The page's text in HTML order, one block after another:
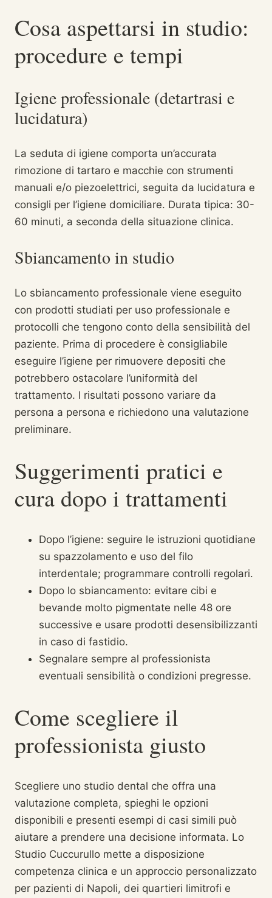
Cosa aspettarsi in studio:
procedure e tempi
Igiene professionale (detartrasi e
lucidatura)
La seduta di igiene comporta un’accurata
rimozione di tartaro e macchie con strumenti
manuali e/o piezoelettrici, seguita da lucidatura e
consigli per l’igiene domiciliare. Durata tipica: 30-
60 minuti, a seconda della situazione clinica.
Sbiancamento in studio
Lo sbiancamento professionale viene eseguito
con prodotti studiati per uso professionale e
protocolli che tengono conto della sensibilità del
paziente. Prima di procedere è consigliabile
eseguire l’igiene per rimuovere depositi che
potrebbero ostacolare l’uniformità del
trattamento. I risultati possono variare da
persona a persona e richiedono una valutazione
preliminare.
Suggerimenti pratici e
cura dopo i trattamenti
Dopo l’igiene: seguire le istruzioni quotidiane
su spazzolamento e uso del filo
interdentale; programmare controlli regolari.
Dopo lo sbiancamento: evitare cibi e
bevande molto pigmentate nelle 48 ore
successive e usare prodotti desensibilizzanti
in caso di fastidio.
Segnalare sempre al professionista
eventuali sensibilità o condizioni pregresse.
Come scegliere il
professionista giusto
Scegliere uno studio dental che offra una
valutazione completa, spieghi le opzioni
disponibili e presenti esempi di casi simili può
aiutare a prendere una decisione informata. Lo
Studio Cuccurullo mette a disposizione
competenza clinica e un approccio personalizzato
per pazienti di Napoli, dei quartieri limitrofi e